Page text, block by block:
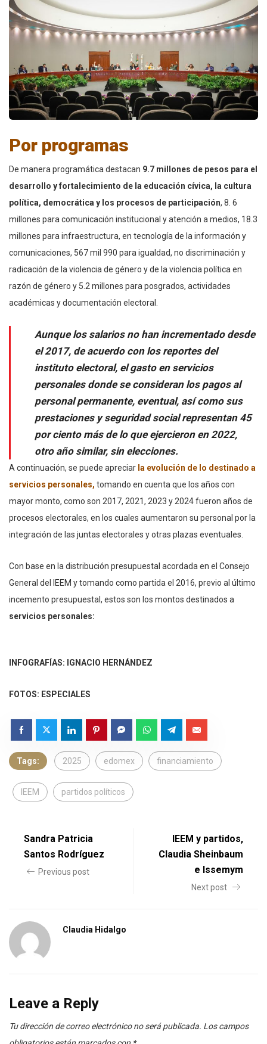
Por programas
De manera programática destacan 9.7 millones de pesos para el
desarrollo y fortalecimiento de la educación cívica, la cultura
política, democrática y los procesos de participación, 8. 6
millones para comunicación institucional y atención a medios, 18.3
millones para infraestructura, en tecnología de la información y
comunicaciones, 567 mil 990 para igualdad, no discriminación y
radicación de la violencia de género y de la violencia política en
razón de género y 5.2 millones para posgrados, actividades
académicas y documentación electoral.
Aunque los salarios no han incrementado desde
el 2017, de acuerdo con los reportes del
instituto electoral, el gasto en servicios
personales donde se consideran los pagos al
personal permanente, eventual, así como sus
prestaciones y seguridad social representan 45
por ciento más de lo que ejercieron en 2022,
otro año similar, sin elecciones.
A continuación, se puede apreciar la evolución de lo destinado a
servicios personales, tomando en cuenta que los años con
mayor monto, como son 2017, 2021, 2023 y 2024 fueron años de
procesos electorales, en los cuales aumentaron su personal por la
integración de las juntas electorales y otras plazas eventuales.
Con base en la distribución presupuestal acordada en el Consejo
General del IEEM y tomando como partida el 2016, previo al último
incemento presupuestal, estos son los montos destinados a
servicios personales:
INFOGRAFÍAS: IGNACIO HERNÁNDEZ
FOTOS: ESPECIALES
Tags: 2025 edomex financiamiento
IEEM partidos políticos
Sandra Patricia
Santos Rodríguez
Previous post
IEEM y partidos,
Claudia Sheinbaum
e Issemym
Next post
Claudia Hidalgo
Leave a Reply
Tu dirección de correo electrónico no será publicada. Los campos